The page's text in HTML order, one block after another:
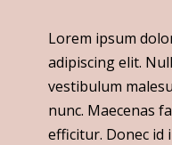
Lorem ipsum
adipiscing elit.
vestibulum
nunc. Maecenas
efficitur. Donec id